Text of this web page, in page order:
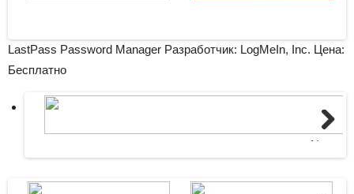
LastPass Password Manager Разработчик: LogMeIn, Inc. Цена:
Бесплатно
Next